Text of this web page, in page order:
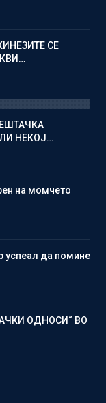
СЕ
НЕКОЈ…
на момчето
успеал да помине
ОДНОСИ“ ВО